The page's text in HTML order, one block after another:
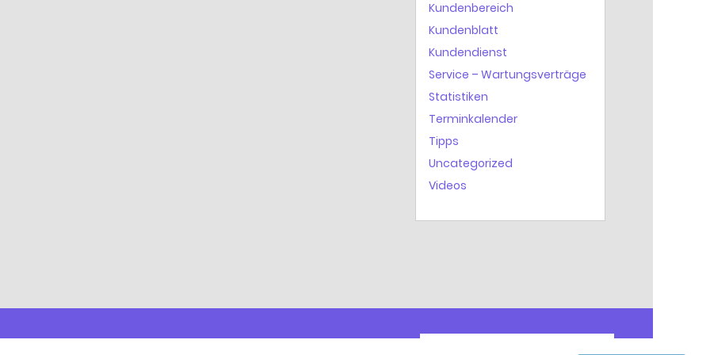
Kundenbereich
Kundenblatt
Kundendienst
Service – Wartungsverträge
Statistiken
Terminkalender
Tipps
Uncategorized
Videos